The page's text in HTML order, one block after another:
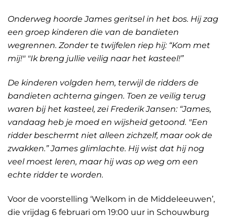
Onderweg hoorde James geritsel in het bos. Hij zag
een groep kinderen die van de bandieten
wegrennen. Zonder te twijfelen riep hij: “Kom met
mij!" "Ik breng jullie veilig naar het kasteel!”
De kinderen volgden hem, terwijl de ridders de
bandieten achterna gingen. Toen ze veilig terug
waren bij het kasteel, zei Frederik Jansen: “James,
vandaag heb je moed en wijsheid getoond. "Een
ridder beschermt niet alleen zichzelf, maar ook de
zwakken.” James glimlachte. Hij wist dat hij nog
veel moest leren, maar hij was op weg om een
echte ridder te worden.
Voor de voorstelling ‘Welkom in de Middeleeuwen’,
die vrijdag 6 februari om 19:00 uur in Schouwburg